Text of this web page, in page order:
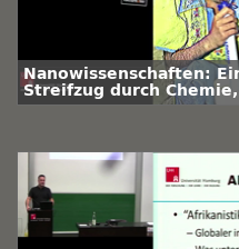
Nanowissenschaften:
Streifzug durch